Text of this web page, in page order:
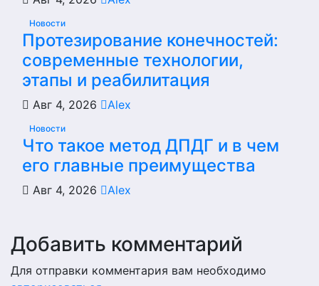
Новости
Протезирование конечностей:
современные технологии,
этапы и реабилитация
Авг 4, 2026 Alex
Новости
Что такое метод ДПДГ и в чем
его главные преимущества
Авг 4, 2026 Alex
Добавить комментарий
Для отправки комментария вам необходимо